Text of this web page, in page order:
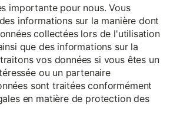
importante pour nous. Vous
informations sur la manière dont
collectées lors de l'utilisation
que des informations sur la
vos données si vous êtes un
ou un partenaire
sont traitées conformément
en matière de protection des